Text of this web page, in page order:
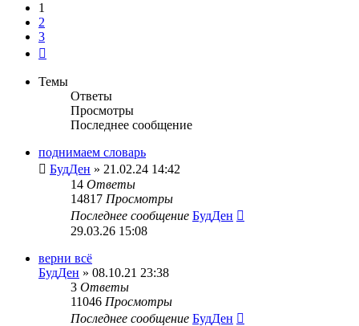
1
2
3
Темы
Ответы
Просмотры
Последнее сообщение
поднимаем словарь
БудДен » 21.02.24 14:42
14 Ответы
14817 Просмотры
Последнее сообщение БудДен
29.03.26 15:08
верни всё
БудДен » 08.10.21 23:38
3 Ответы
11046 Просмотры
Последнее сообщение БудДен